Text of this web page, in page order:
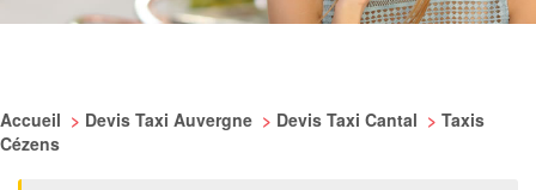
Accueil > Devis Taxi Auvergne > Devis Taxi Cantal > Taxis
Cézens